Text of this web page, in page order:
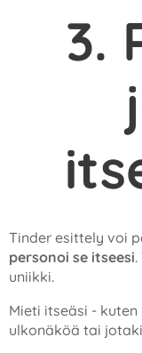
3.
Tinder esittely voi
personoi se itseesi
uniikki.
Mieti itseäsi -
ulkonäköä tai